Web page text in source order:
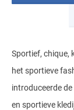
Sportief, chique,
het sportieve
introduceerde
en sportieve